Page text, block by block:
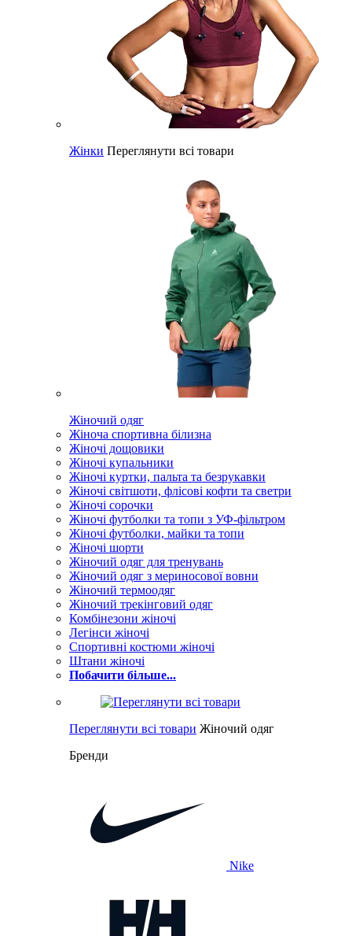
Жінки Переглянути всі товари
Жіночий одяг
Жіноча спортивна білизна
Жіночі дощовики
Жіночі купальники
Жіночі куртки, пальта та безрукавки
Жіночі світшоти, флісові кофти та светри
Жіночі сорочки
Жіночі футболки та топи з УФ-фільтром
Жіночі футболки, майки та топи
Жіночі шорти
Жіночий одяг для тренувань
Жіночий одяг з мериносової вовни
Жіночий термоодяг
Жіночий трекінговий одяг
Комбінезони жіночі
Легінси жіночі
Спортивні костюми жіночі
Штани жіночі
Побачити більше...
Переглянути всі товари Жіночий одяг
Бренди
Nike